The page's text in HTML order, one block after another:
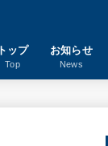
トップ
Top
お知らせ
News